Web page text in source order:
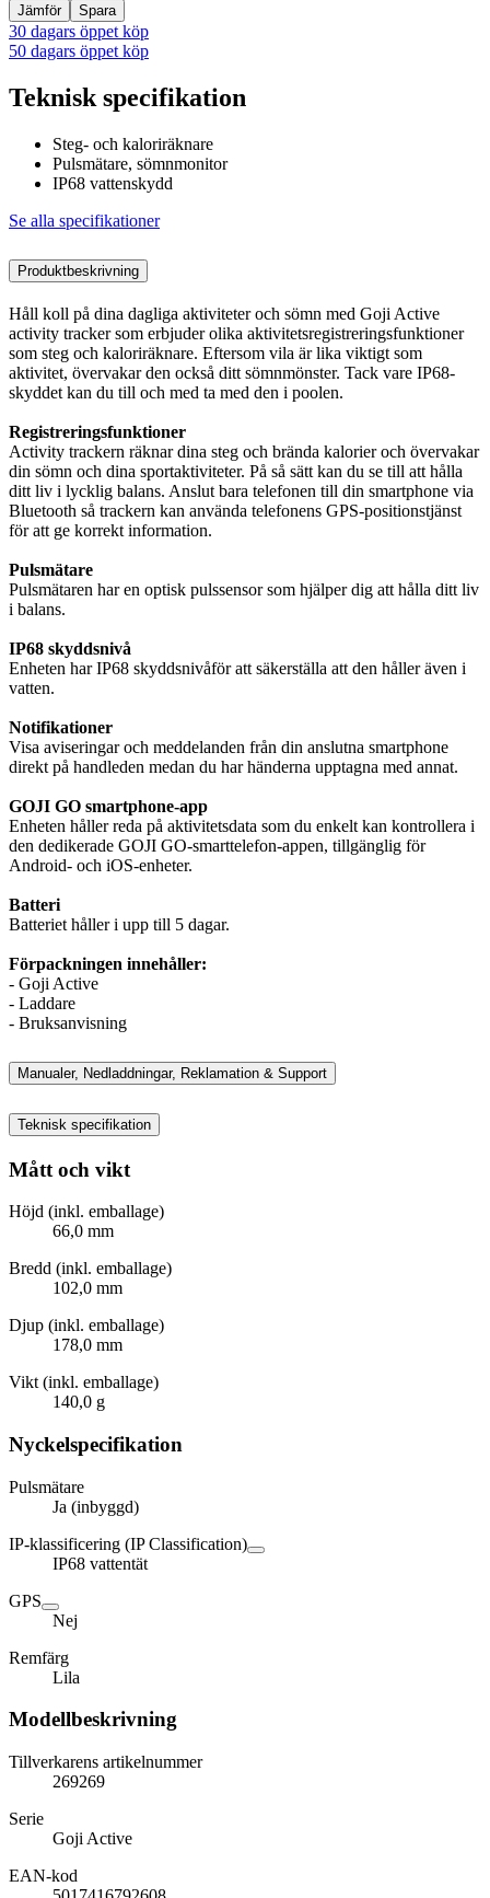
Jämför Spara
30 dagars öppet köp
50 dagars öppet köp
Teknisk specifikation
Steg- och kaloriräknare
Pulsmätare, sömnmonitor
IP68 vattenskydd
Se alla specifikationer
Produktbeskrivning
Håll koll på dina dagliga aktiviteter och sömn med Goji Active
activity tracker som erbjuder olika aktivitetsregistreringsfunktioner
som steg och kaloriräknare. Eftersom vila är lika viktigt som
aktivitet, övervakar den också ditt sömnmönster. Tack vare IP68-
skyddet kan du till och med ta med den i poolen.
Registreringsfunktioner
Activity trackern räknar dina steg och brända kalorier och övervakar
din sömn och dina sportaktiviteter. På så sätt kan du se till att hålla
ditt liv i lycklig balans. Anslut bara telefonen till din smartphone via
Bluetooth så trackern kan använda telefonens GPS-positionstjänst
för att ge korrekt information.
Pulsmätare
Pulsmätaren har en optisk pulssensor som hjälper dig att hålla ditt liv
i balans.
IP68 skyddsnivå
Enheten har IP68 skyddsnivåför att säkerställa att den håller även i
vatten.
Notifikationer
Visa aviseringar och meddelanden från din anslutna smartphone
direkt på handleden medan du har händerna upptagna med annat.
GOJI GO smartphone-app
Enheten håller reda på aktivitetsdata som du enkelt kan kontrollera i
den dedikerade GOJI GO-smarttelefon-appen, tillgänglig för
Android- och iOS-enheter.
Batteri
Batteriet håller i upp till 5 dagar.
Förpackningen innehåller:
- Goji Active
- Laddare
- Bruksanvisning
Manualer, Nedladdningar, Reklamation & Support
Teknisk specifikation
Mått och vikt
Höjd (inkl. emballage)
66,0 mm
Bredd (inkl. emballage)
102,0 mm
Djup (inkl. emballage)
178,0 mm
Vikt (inkl. emballage)
140,0 g
Nyckelspecifikation
Pulsmätare
Ja (inbyggd)
IP-klassificering (IP Classification)
IP68 vattentät
GPS
Nej
Remfärg
Lila
Modellbeskrivning
Tillverkarens artikelnummer
269269
Serie
Goji Active
EAN-kod